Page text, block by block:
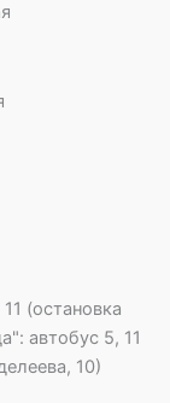
(остановка
автобус 5, 11
10)